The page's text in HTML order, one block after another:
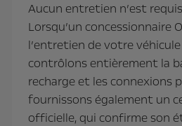
Aucun entretien n’est
Lorsqu’un concessionnaire
l’entretien de votre
contrôlons entièrement la
recharge et les connexions
fournissons également un
officielle, qui confirme son